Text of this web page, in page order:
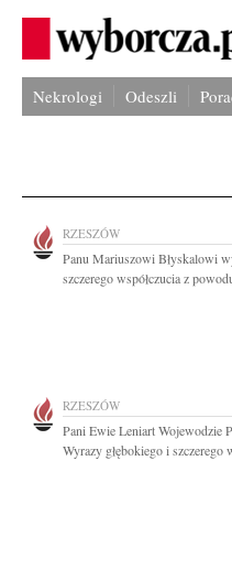
Nekrologi Odeszli
RZESZÓW
Panu Mariuszowi Błyskalowi
szczerego współczucia z
RZESZÓW
Pani Ewie Leniart Wojewodzie
Wyrazy głębokiego i szczerego